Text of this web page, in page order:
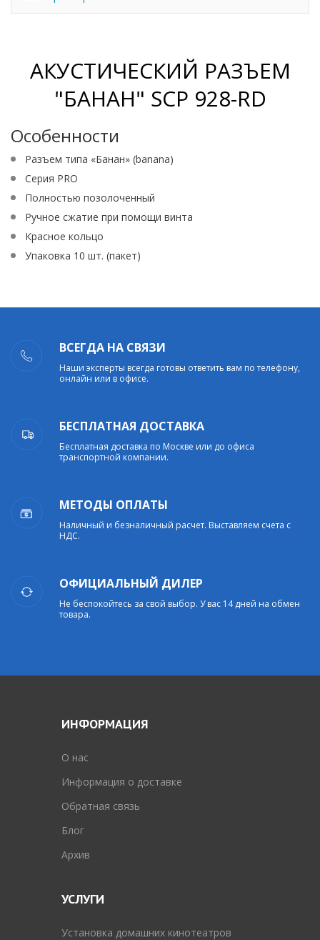
АКУСТИЧЕСКИЙ РАЗЪЕМ
"БАНАН" SCP 928-RD
Особенности
Разъем типа «Банан» (banana)
Серия PRO
Полностью позолоченный
Ручное сжатие при помощи винта
Красное кольцо
Упаковка 10 шт. (пакет)
ВСЕГДА НА СВЯЗИ
Наши эксперты всегда готовы ответить вам по телефону,
онлайн или в офисе.
БЕСПЛАТНАЯ ДОСТАВКА
Бесплатная доставка по Москве или до офиса
транспортной компании.
МЕТОДЫ ОПЛАТЫ
Наличный и безналичный расчет. Выставляем счета с
НДС.
ОФИЦИАЛЬНЫЙ ДИЛЕР
Не беспокойтесь за свой выбор. У вас 14 дней на обмен
товара.
ИНФОРМАЦИЯ
O нас
Информация о доставке
Обратная связь
Блог
Архив
УСЛУГИ
Установка домашних кинотеатров